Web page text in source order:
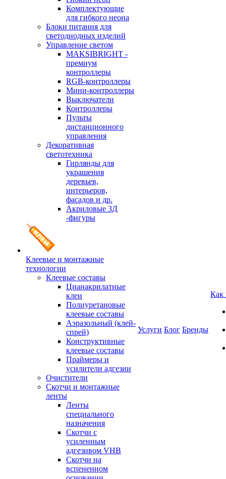
Комплектующие
для гибкого неона
Блоки питания для
светодиодных изделий
Управление светом
MAKSIBRIGHT -
премиум
контроллеры
RGB-контроллеры
Мини-контроллеры
Выключатели
Контроллеры
Пульты
дистанционного
управления
Декоративная
светотехника
Гирлянды для
украшения
деревьев,
интерьеров,
фасадов и др.
Акриловые 3Д
-фигуры
Клеевые и монтажные
технологии
Клеевые составы
Цианакрилатные
клеи
Полиуретановые
клеевые составы
Аэразольный (клей-
спрей)
Конструктивные
клеевые составы
Праймеры и
усилители адгезии
Очистители
Скотчи и монтажные
ленты
Ленты
специального
назначения
Скотчи с
усиленным
адгезивом VHB
Скотчи на
вспененном
Услуги Блог Бренды
Как